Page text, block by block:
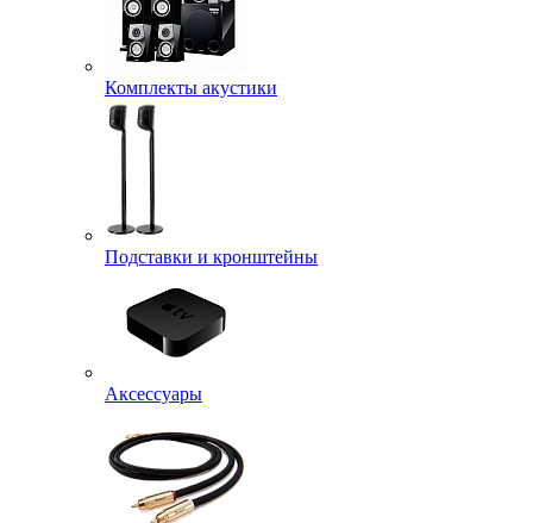
Комплекты акустики
Подставки и кронштейны
Аксессуары